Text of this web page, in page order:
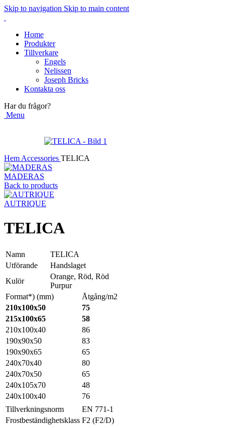
Skip to navigation Skip to main content
Home
Produkter
Tillverkare
Engels
Nelissen
Joseph Bricks
Kontakta oss
Har du frågor?
Menu
Hem Accessories TELICA
MADERAS
Back to products
AUTRIQUE
TELICA
Namn
TELICA
Utförande
Handslaget
Kulör
Orange, Röd, Röd
Purpur
Format*) (mm)
Åtgång/m2
210x100x50
75
215x100x65
58
210x100x40
86
190x90x50
83
190x90x65
65
240x70x40
80
240x70x50
65
240x105x70
48
240x100x40
76
Tillverkningsnorm
EN 771-1
Frostbeständighetsklass F2 (F2/D)